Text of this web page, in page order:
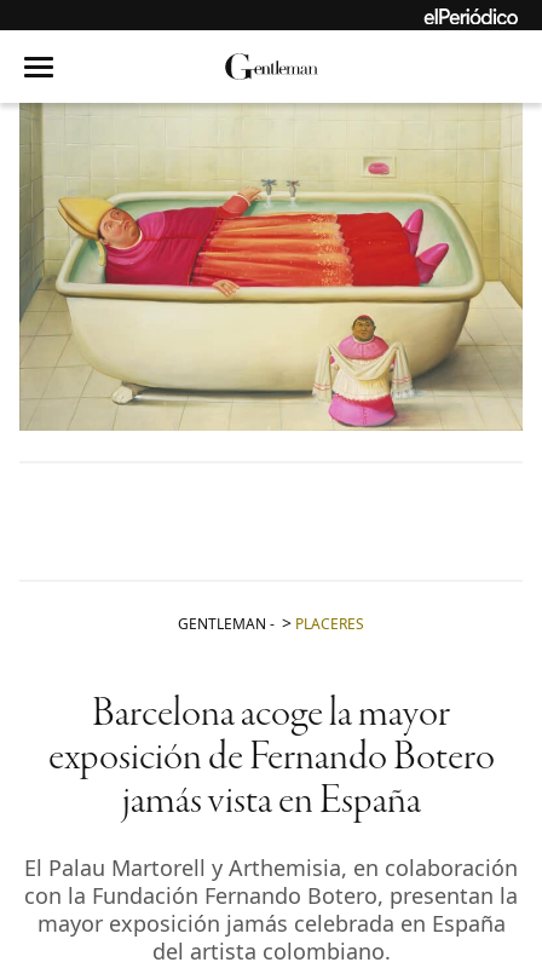
GENTLEMAN - PLACERES
Barcelona acoge la mayor
exposición de Fernando Botero
jamás vista en España
El Palau Martorell y Arthemisia, en colaboración
con la Fundación Fernando Botero, presentan la
mayor exposición jamás celebrada en España
del artista colombiano.